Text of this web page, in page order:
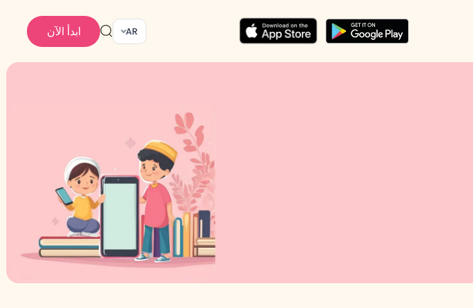
AR ابدأ الآن